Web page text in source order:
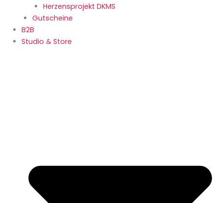
Herzensprojekt DKMS
Gutscheine
B2B
Studio & Store